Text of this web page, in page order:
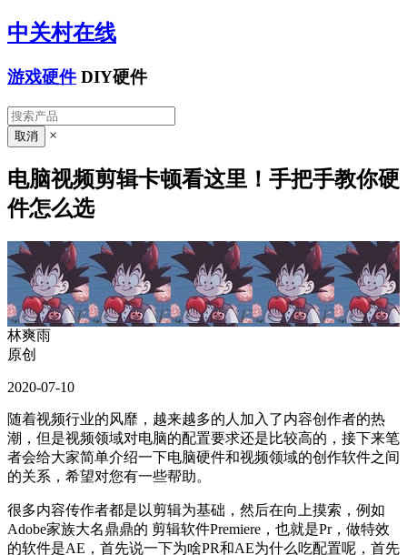
中关村在线
游戏硬件 DIY硬件
×
电脑视频剪辑卡顿看这里！手把手教你硬
件怎么选
林爽雨
原创
2020-07-10
随着视频行业的风靡，越来越多的人加入了内容创作者的热
潮，但是视频领域对电脑的配置要求还是比较高的，接下来笔
者会给大家简单介绍一下电脑硬件和视频领域的创作软件之间
的关系，希望对您有一些帮助。
很多内容传作者都是以剪辑为基础，然后在向上摸索，例如
Adobe家族大名鼎鼎的 剪辑软件Premiere，也就是Pr，做特效
的软件是AE，首先说一下为啥PR和AE为什么吃配置呢，首先